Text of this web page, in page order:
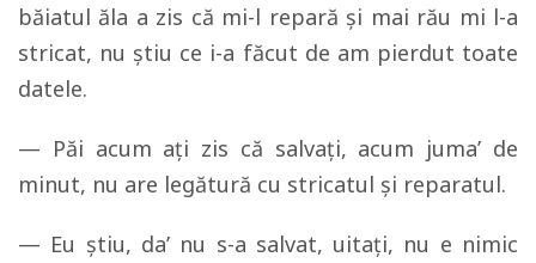
băiatul ăla a zis că mi-l repară şi mai rău mi l-a
stricat, nu ştiu ce i-a făcut de am pierdut toate
datele.
— Păi acum aţi zis că salvaţi, acum juma’ de
minut, nu are legătură cu stricatul şi reparatul.
— Eu ştiu, da’ nu s-a salvat, uitaţi, nu e nimic